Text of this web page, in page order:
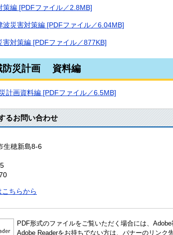
編 [PDFファイル／2.8MB]
災害対策編 [PDFファイル／6.04MB]
対策編 [PDFファイル／877KB]
防災計画 資料編
計画資料編 [PDFファイル／6.5MB]
るお問い合わせ
生穂新島8-6
ちらから
PDF形式のファイルをご覧いただく場合には、
Adobe Readerをお持ちでない方は、バナーのリンク